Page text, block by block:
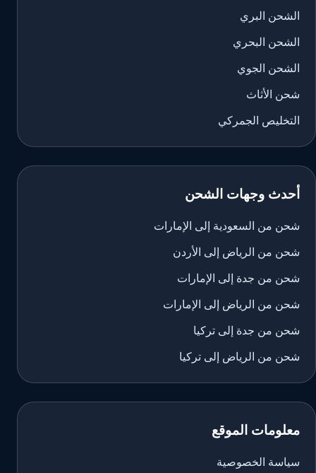
الشحن البري
الشحن البحري
الشحن الجوي
شحن الأثاث
التخليص الجمركي
أحدث وجهات الشحن
شحن من السعودية إلى الإمارات
شحن من الرياض إلى الأردن
شحن من جدة إلى الإمارات
شحن من الرياض إلى الإمارات
شحن من جدة إلى تركيا
شحن من الرياض إلى تركيا
معلومات الموقع
سياسة الخصوصية